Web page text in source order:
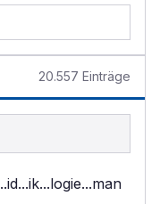
20.557 Einträge
...ik...logie...man